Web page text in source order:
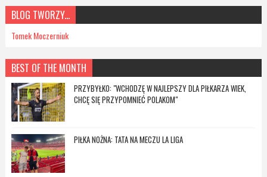
BLOG TWORZY...
Tomek Moczerniuk
BEST OF THE MONTH
PRZYBYŁKO: "WCHODZĘ W NAJLEPSZY DLA PIŁKARZA WIEK,
CHCĘ SIĘ PRZYPOMNIEĆ POLAKOM"
PIŁKA NOŻNA: TATA NA MECZU LA LIGA